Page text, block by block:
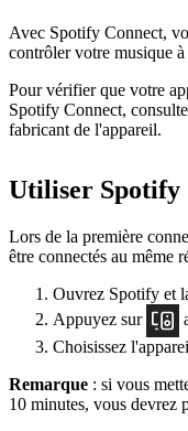
Avec Spotify Connect,
contrôler votre musique
Pour vérifier que votre
Spotify Connect,
fabricant de l'appareil.
Utiliser Spotify
Lors de la première
être connectés au même
Ouvrez Spotify et
Appuyez sur
Choisissez
Remarque : si vous
10 minutes, vous devrez